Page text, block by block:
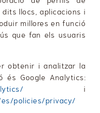
llocs, aplicacions i
millores en funció
que fan els usuaris
obtenir i analitzar la
és Google Analytics:
i
policies/privacy/